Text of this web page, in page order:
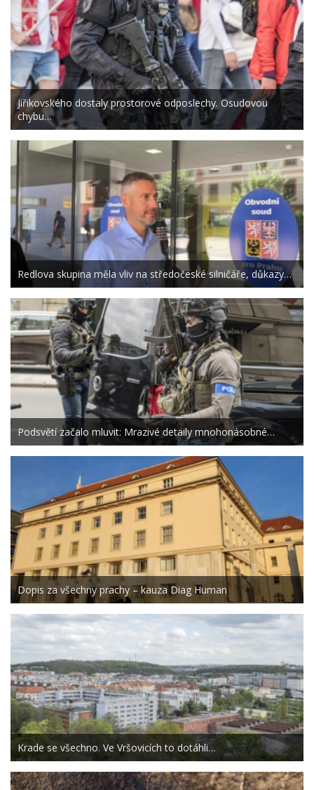
Jiřikovského dostaly prostorové odposlechy. Osudovou
chybu…
Redlova skupina měla vliv na středočeské silničáře, důkazy…
Podsvětí začalo mluvit: Mrazivé detaily mnohonásobné…
Dopis za všechny prachy – kauza Diag Human
Krade se všechno. Ve Vršovicích to dotáhli…